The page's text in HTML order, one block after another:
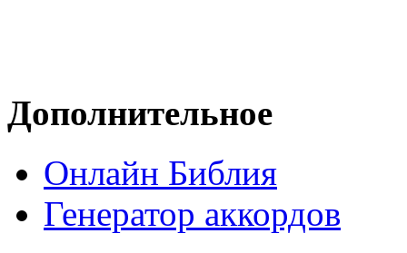
Дополнительное
Онлайн Библия
Генератор аккордов